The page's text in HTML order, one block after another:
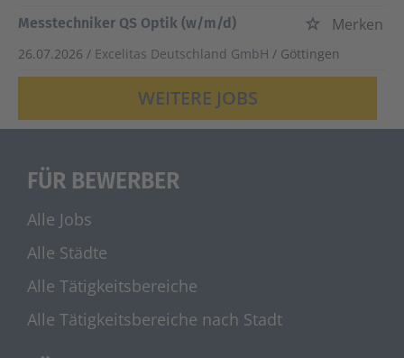
Messtechniker QS Optik (w/m/d)
Merken
26.07.2026 / Excelitas Deutschland GmbH / Göttingen
WEITERE JOBS
FÜR BEWERBER
Alle Jobs
Alle Städte
Alle Tätigkeitsbereiche
Alle Tätigkeitsbereiche nach Stadt